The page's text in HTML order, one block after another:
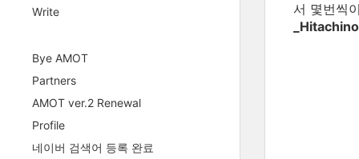
Write
Bye AMOT
Partners
AMOT ver.2 Renewal
Profile
네이버 검색어 등록 완료
서 몇번씩